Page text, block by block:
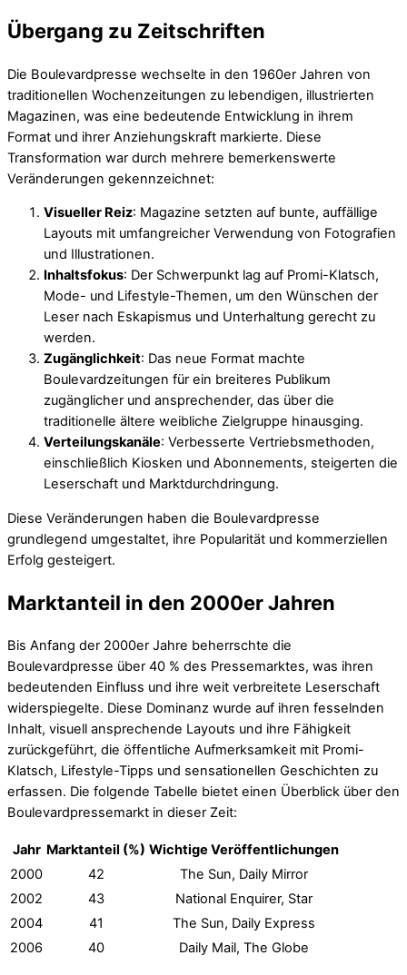
Übergang zu Zeitschriften
Die Boulevardpresse wechselte in den 1960er Jahren von
traditionellen Wochenzeitungen zu lebendigen, illustrierten
Magazinen, was eine bedeutende Entwicklung in ihrem
Format und ihrer Anziehungskraft markierte. Diese
Transformation war durch mehrere bemerkenswerte
Veränderungen gekennzeichnet:
Visueller Reiz: Magazine setzten auf bunte, auffällige
Layouts mit umfangreicher Verwendung von Fotografien
und Illustrationen.
Inhaltsfokus: Der Schwerpunkt lag auf Promi-Klatsch,
Mode- und Lifestyle-Themen, um den Wünschen der
Leser nach Eskapismus und Unterhaltung gerecht zu
werden.
Zugänglichkeit: Das neue Format machte
Boulevardzeitungen für ein breiteres Publikum
zugänglicher und ansprechender, das über die
traditionelle ältere weibliche Zielgruppe hinausging.
Verteilungskanäle: Verbesserte Vertriebsmethoden,
einschließlich Kiosken und Abonnements, steigerten die
Leserschaft und Marktdurchdringung.
Diese Veränderungen haben die Boulevardpresse
grundlegend umgestaltet, ihre Popularität und kommerziellen
Erfolg gesteigert.
Marktanteil in den 2000er Jahren
Bis Anfang der 2000er Jahre beherrschte die
Boulevardpresse über 40 % des Pressemarktes, was ihren
bedeutenden Einfluss und ihre weit verbreitete Leserschaft
widerspiegelte. Diese Dominanz wurde auf ihren fesselnden
Inhalt, visuell ansprechende Layouts und ihre Fähigkeit
zurückgeführt, die öffentliche Aufmerksamkeit mit Promi-
Klatsch, Lifestyle-Tipps und sensationellen Geschichten zu
erfassen. Die folgende Tabelle bietet einen Überblick über den
Boulevardpressemarkt in dieser Zeit:
Jahr Marktanteil (%) Wichtige Veröffentlichungen
2000
42
The Sun, Daily Mirror
2002
43
National Enquirer, Star
2004
41
The Sun, Daily Express
2006
40 Daily Mail, The Globe